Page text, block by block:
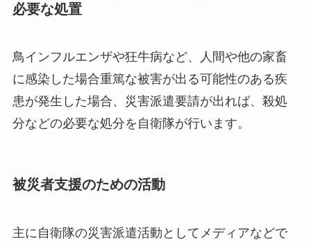
必要な処置
鳥インフルエンザや狂牛病など、人間や他の家畜
に感染した場合重篤な被害が出る可能性のある疾
患が発生した場合、災害派遣要請が出れば、殺処
分などの必要な処分を自衛隊が行います。
被災者支援のための活動
主に自衛隊の災害派遣活動としてメディアなどで